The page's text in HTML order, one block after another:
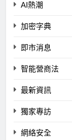
AI熱潮
加密字典
即市消息
智能營商法
最新資訊
獨家專訪
網絡安全